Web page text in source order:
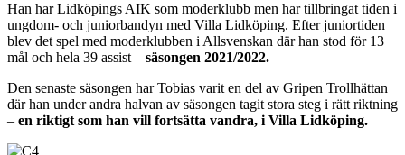
Han har Lidköpings AIK som moderklubb men har tillbringat tiden i
ungdom- och juniorbandyn med Villa Lidköping. Efter juniortiden
blev det spel med moderklubben i Allsvenskan där han stod för 13
mål och hela 39 assist – säsongen 2021/2022.
Den senaste säsongen har Tobias varit en del av Gripen Trollhättan
där han under andra halvan av säsongen tagit stora steg i rätt riktning
– en riktigt som han vill fortsätta vandra, i Villa Lidköping.